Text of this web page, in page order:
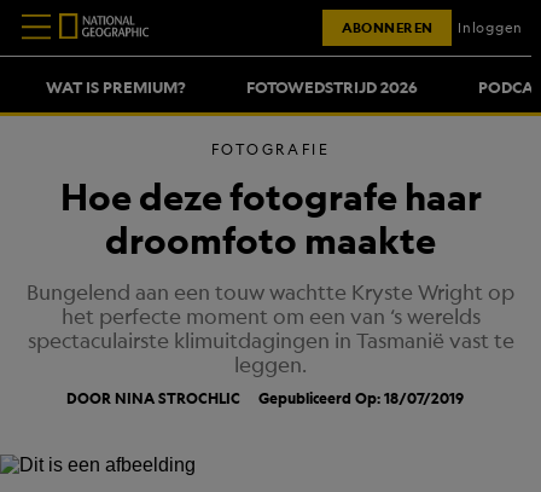
WAT IS PREMIUM? FOTOWEDSTRIJD 2026
ABONNEREN Inloggen
FOTOGRAFIE
Hoe deze fotografe haar
droomfoto maakte
Bungelend aan een touw wachtte Kryste Wright op
het perfecte moment om een van ‘s werelds
spectaculairste klimuitdagingen in Tasmanië vast te
leggen.
DOOR NINA STROCHLIC Gepubliceerd Op: 18/07/2019